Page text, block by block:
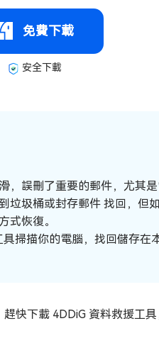
免費下載
安全下載
，誤刪了重要的郵件，尤其
垃圾桶或封存郵件 找回，但
式恢復。
掃描你的電腦，找回儲存
快下載 4DDiG 資料救援工具